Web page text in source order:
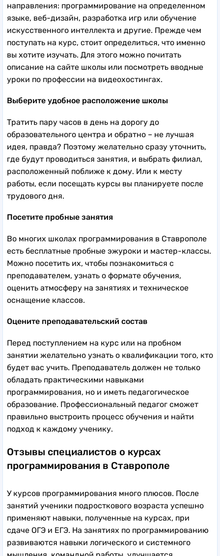
направления: программирование на определенном
языке, веб-дизайн, разработка игр или обучение
искусственного интеллекта и другие. Прежде чем
поступать на курс, стоит определиться, что именно
вы хотите изучать. Для этого можно почитать
описание на сайте школы или посмотреть вводные
уроки по профессии на видеохостингах.
Выберите удобное расположение школы
Тратить пару часов в день на дорогу до
образовательного центра и обратно – не лучшая
идея, правда? Поэтому желательно сразу уточнить,
где будут проводиться занятия, и выбрать филиал,
расположенный поближе к дому. Или к месту
работы, если посещать курсы вы планируете после
трудового дня.
Посетите пробные занятия
Во многих школах программирования в Ставрополе
есть бесплатные пробные эжуроки и мастер-классы.
Можно посетить их, чтобы познакомиться с
преподавателем, узнать о формате обучения,
оценить атмосферу на занятиях и техническое
оснащение классов.
Оцените преподавательский состав
Перед поступлением на курс или на пробном
занятии желательно узнать о квалификации того, кто
будет вас учить. Преподаватель должен не только
обладать практическими навыками
программирования, но и иметь педагогическое
образование. Профессиональный педагог сможет
правильно выстроить процесс обучения и найти
подход к каждому ученику.
Отзывы специалистов о курсах
программирования в Ставрополе
У курсов программирования много плюсов. После
занятий ученики подросткового возраста успешно
применяют навыки, полученные на курсах, при
сдаче ОГЭ и ЕГЭ. На занятиях по программированию
развиваются навыки логического и системного